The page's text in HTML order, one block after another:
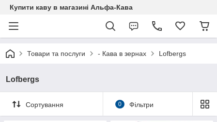
Купити каву в магазині Альфа-Кава
Товари та послуги - Кава в зернах Lofbergs
Lofbergs
Сортування 0 Фільтри